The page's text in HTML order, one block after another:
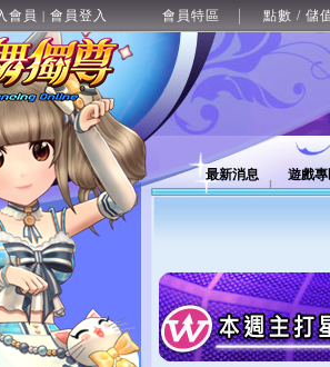
會員 | 會員登入 會員特區 點數 / 儲
最新消息 遊戲